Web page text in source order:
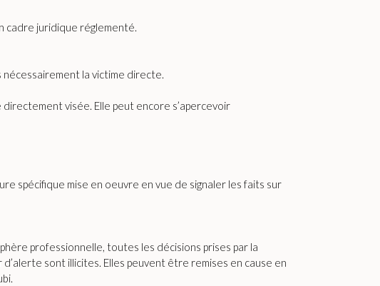
cadre juridique réglementé.
nécessairement la victime directe.
visée. Elle peut encore s’apercevoir
spécifique mise en oeuvre en vue de signaler les faits sur
professionnelle, toutes les décisions prises par la
sont illicites. Elles peuvent être remises en cause en